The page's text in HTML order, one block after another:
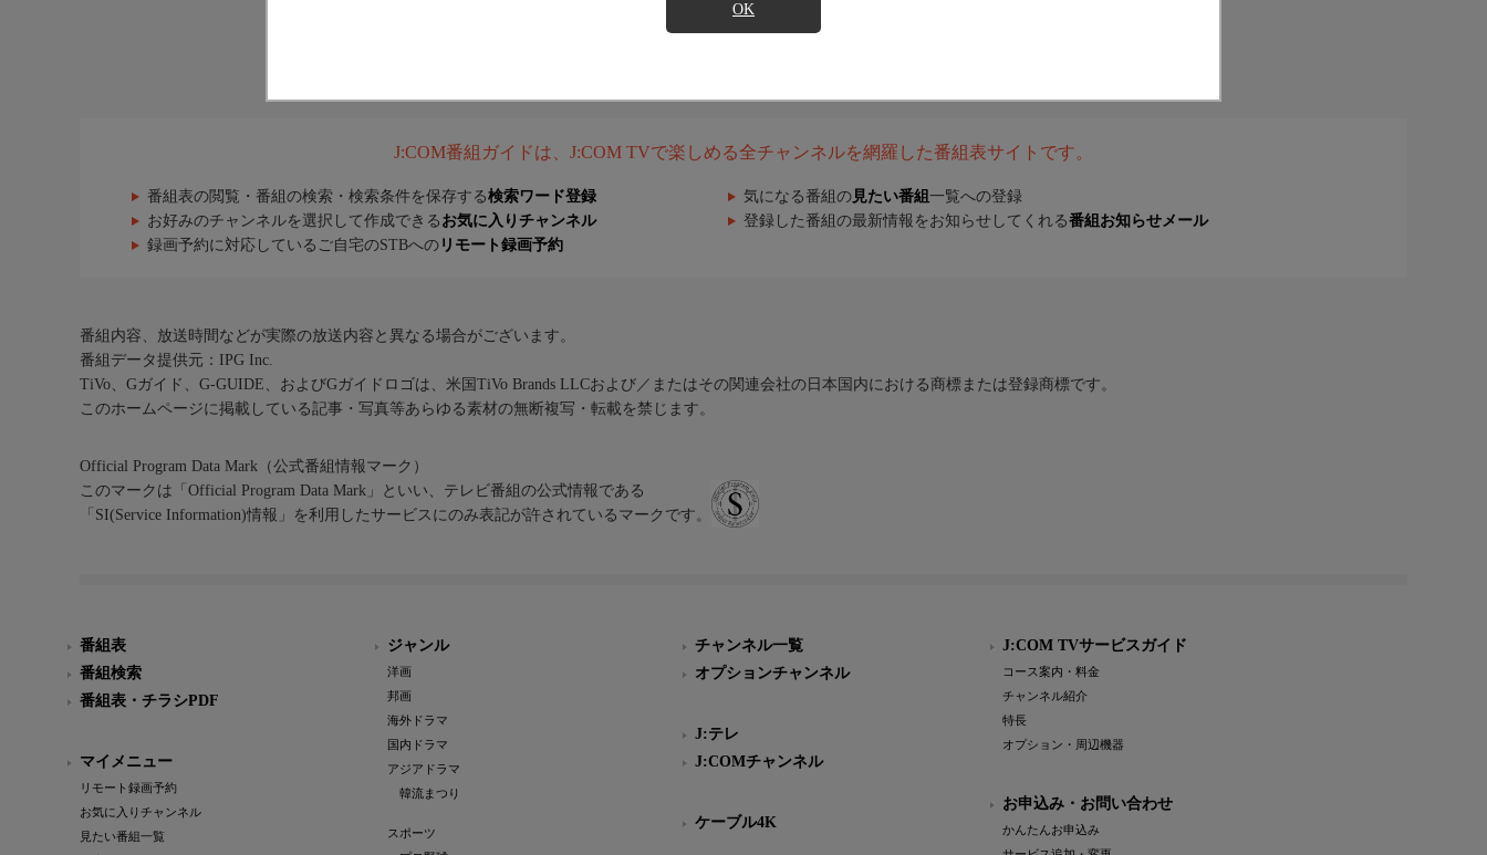
OK
J:COM番組ガイドは、J:COM TVで楽しめる全チャンネルを網羅した番組表サイトです。
番組表の閲覧・番組の検索・検索条件を保存する検索ワード登録 気になる番組の 見たい番組 一覧への登録
お好みのチャンネルを選択して作成できる お気に入りチャンネル 登録した番組の最新情報をお知らせしてくれる番組お知らせメール
録画予約に対応しているご自宅のSTBへの リモート録画予約
番組内容、放送時間などが実際の放送内容と異なる場合がございます。
番組データ提供元：IPG Inc.
TiVo、Gガイド、G-GUIDE、およびGガイドロゴは、米国TiVo Brands LLCおよび／またはその関連会社の日本国内における商標または登録商標です。
このホームページに掲載している記事・写真等あらゆる素材の無断複写・転載を禁じます。
Official Program Data Mark（公式番組情報マーク）
このマークは「Official Program Data Mark」といい、テレビ番組の公式情報である
「SI(Service Information)情報」を利用したサービスにのみ表記が許されているマークです。
番組表
番組検索
番組表・チラシPDF
マイメニュー
リモート録画予約
お気に入りチャンネル
見たい番組一覧
ジャンル
洋画
邦画
海外ドラマ
国内ドラマ
アジアドラマ
韓流まつり
スポーツ
チャンネル一覧
オプションチャンネル
J:テレ
J:COMチャンネル
ケーブル4K
J:COM TVサービスガイド
コース案内・料金
チャンネル紹介
特長
オプション・周辺機器
お申込み・お問い合わせ
かんたんお申込み